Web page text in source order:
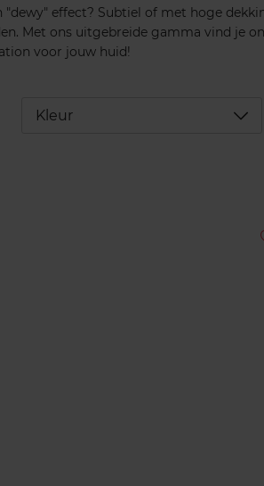
effect? Subtiel of met hoge
Met ons uitgebreide gamma vind je
voor jouw huid!
Kleur